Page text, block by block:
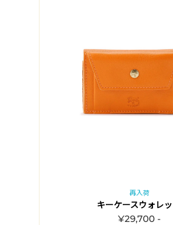
再入荷
キーケースウォレ
¥29,700 -